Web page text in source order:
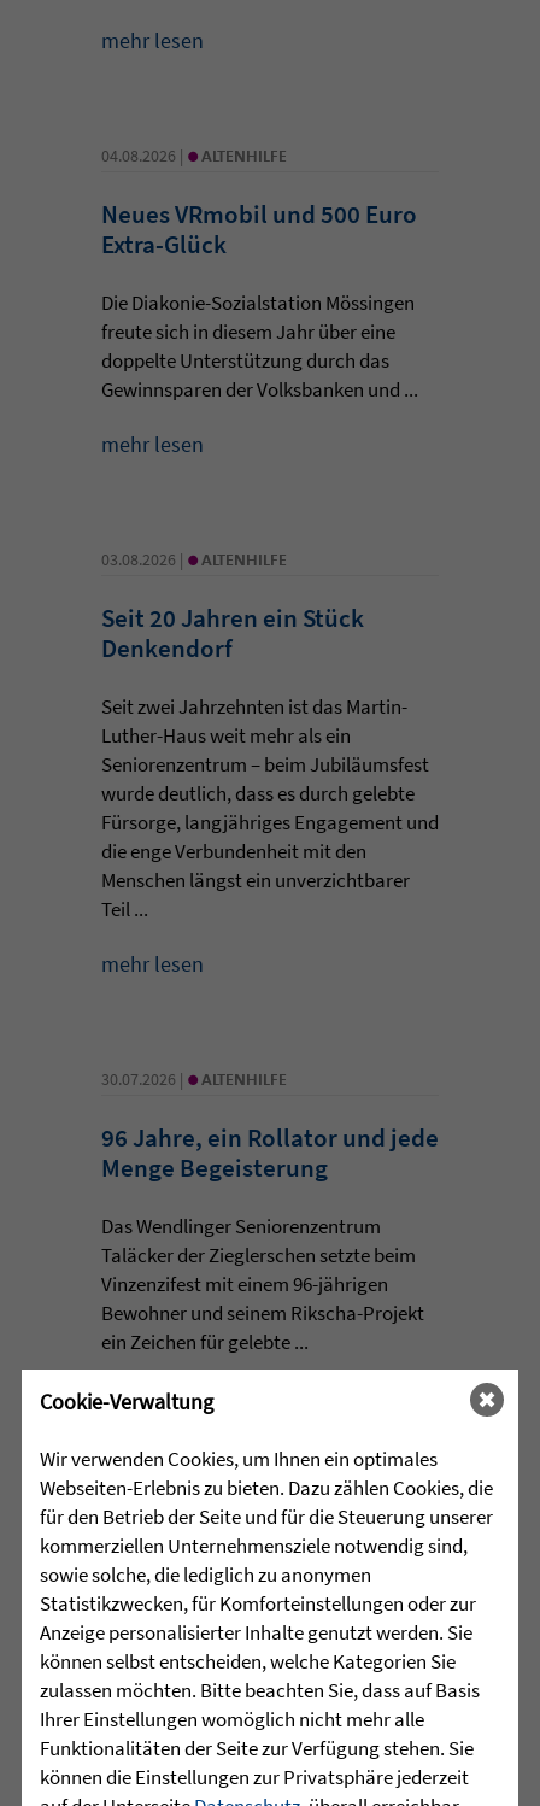
mehr lesen
04.08.2026 | • ALTENHILFE
Neues VRmobil und 500 Euro
Extra-Glück
Die Diakonie-Sozialstation Mössingen
freute sich in diesem Jahr über eine
doppelte Unterstützung durch das
Gewinnsparen der Volksbanken und ...
mehr lesen
03.08.2026 | • ALTENHILFE
Seit 20 Jahren ein Stück
Denkendorf
Seit zwei Jahrzehnten ist das Martin-
Luther-Haus weit mehr als ein
Seniorenzentrum – beim Jubiläumsfest
wurde deutlich, dass es durch gelebte
Fürsorge, langjähriges Engagement und
die enge Verbundenheit mit den
Menschen längst ein unverzichtbarer
Teil ...
mehr lesen
30.07.2026 | • ALTENHILFE
96 Jahre, ein Rollator und jede
Menge Begeisterung
Das Wendlinger Seniorenzentrum
Taläcker der Zieglerschen setzte beim
Vinzenzifest mit einem 96-jährigen
Bewohner und seinem Rikscha-Projekt
ein Zeichen für gelebte ...
mehr lesen
30.07.2026 |•JUGENDHILFE
Grenzen verschieben, Stärken
entdecken
Manchmal beginnt die wichtigste Reise
nicht mit einer Entfernung, sondern mit
dem Schritt aus der eigenen
Komfortzone. Für eine Gruppe junger
Menschen aus dem Martinshaus
Cookie-Verwaltung
Wir verwenden Cookies, um Ihnen ein optimales
Webseiten-Erlebnis zu bieten. Dazu zählen Cookies, die
für den Betrieb der Seite und für die Steuerung unserer
kommerziellen Unternehmensziele notwendig sind,
sowie solche, die lediglich zu anonymen
Statistikzwecken, für Komforteinstellungen oder zur
Anzeige personalisierter Inhalte genutzt werden. Sie
können selbst entscheiden, welche Kategorien Sie
zulassen möchten. Bitte beachten Sie, dass auf Basis
Ihrer Einstellungen womöglich nicht mehr alle
Funktionalitäten der Seite zur Verfügung stehen. Sie
können die Einstellungen zur Privatsphäre jederzeit